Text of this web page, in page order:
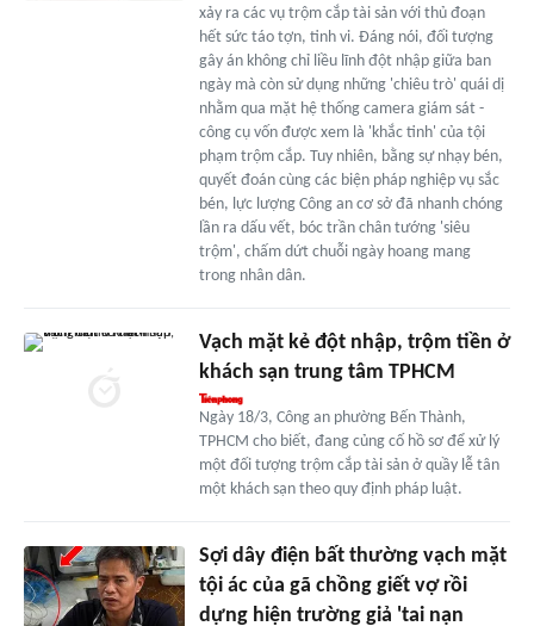
xảy ra các vụ trộm cắp tài sản với thủ đoạn
hết sức táo tợn, tinh vi. Đáng nói, đối tượng
gây án không chỉ liều lĩnh đột nhập giữa ban
ngày mà còn sử dụng những 'chiêu trò' quái dị
nhằm qua mặt hệ thống camera giám sát -
công cụ vốn được xem là 'khắc tinh' của tội
phạm trộm cắp. Tuy nhiên, bằng sự nhạy bén,
quyết đoán cùng các biện pháp nghiệp vụ sắc
bén, lực lượng Công an cơ sở đã nhanh chóng
lần ra dấu vết, bóc trần chân tướng 'siêu
trộm', chấm dứt chuỗi ngày hoang mang
trong nhân dân.
Vạch mặt kẻ đột nhập, trộm tiền ở
khách sạn trung tâm TPHCM
Ngày 18/3, Công an phường Bến Thành,
TPHCM cho biết, đang củng cố hồ sơ để xử lý
một đối tượng trộm cắp tài sản ở quầy lễ tân
một khách sạn theo quy định pháp luật.
Sợi dây điện bất thường vạch mặt
tội ác của gã chồng giết vợ rồi
dựng hiện trường giả 'tai nạn